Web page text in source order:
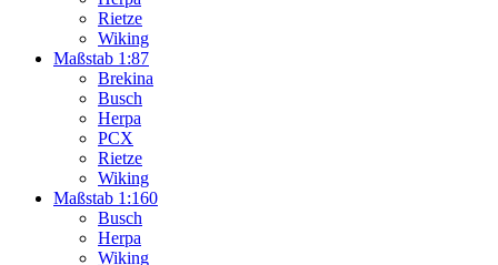
Rietze
Wiking
Maßstab 1:87
Brekina
Busch
Herpa
PCX
Rietze
Wiking
Maßstab 1:160
Busch
Herpa
Wiking